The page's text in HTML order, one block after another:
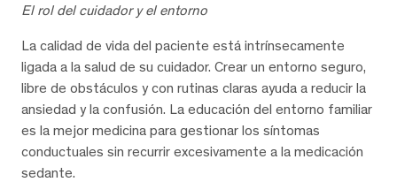
El rol del cuidador y el entorno
La calidad de vida del paciente está intrínsecamente
ligada a la salud de su cuidador. Crear un entorno seguro,
libre de obstáculos y con rutinas claras ayuda a reducir la
ansiedad y la confusión. La educación del entorno familiar
es la mejor medicina para gestionar los síntomas
conductuales sin recurrir excesivamente a la medicación
sedante.